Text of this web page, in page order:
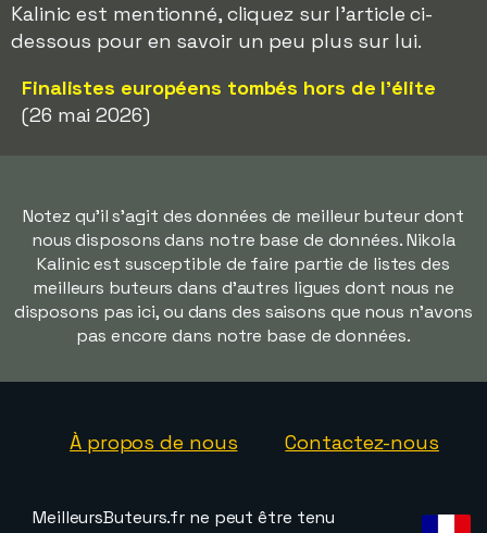
Kalinic est mentionné, cliquez sur l'article ci-
dessous pour en savoir un peu plus sur lui.
Finalistes européens tombés hors de l'élite
(26 mai 2026)
Notez qu'il s'agit des données de meilleur buteur dont
nous disposons dans notre base de données. Nikola
Kalinic est susceptible de faire partie de listes des
meilleurs buteurs dans d'autres ligues dont nous ne
disposons pas ici, ou dans des saisons que nous n'avons
pas encore dans notre base de données.
À propos de nous Contactez-nous
MeilleursButeurs.fr ne peut être tenu